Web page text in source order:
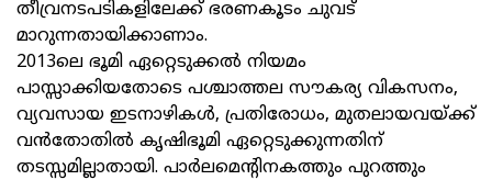
തീവ്രനടപടികളിലേക്ക് ഭരണകൂടം ചുവട്
മാറുന്നതായിക്കാണാം.
2013ലെ ഭൂമി ഏറ്റെടുക്കൽ നിയമം
പാസ്സാക്കിയതോടെ പശ്ചാത്തല സൗകര്യ വികസനം,
വ്യവസായ ഇടനാഴികൾ, പ്രതിരോധം, മുതലായവയ്ക്ക്
വൻതോതിൽ കൃഷിഭൂമി ഏറ്റെടുക്കുന്നതിന്
തടസ്സമില്ലാതായി. പാർലമെന്റിനകത്തും പുറത്തും